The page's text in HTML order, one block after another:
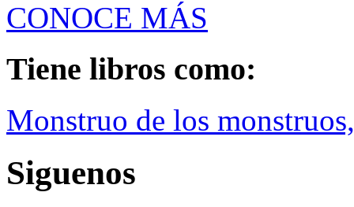
CONOCE MÁS
Tiene libros como:
Monstruo de los
Siguenos